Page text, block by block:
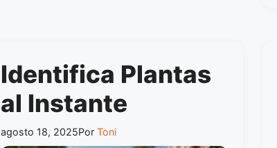
Identifica Plantas
al Instante
agosto 18, 2025PorToni